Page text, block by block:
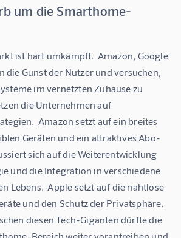
um die Smarthome-
ist hart umkämpft.  Amazon, Google
die Gunst der Nutzer und versuchen,
im vernetzten Zuhause zu
die Unternehmen auf
Amazon setzt auf ein breites
Geräten und ein attraktives Abo-
sich auf die Weiterentwicklung
und die Integration in verschiedene
Lebens.  Apple setzt auf die nahtlose
und den Schutz der Privatsphäre.
diesen Tech-Giganten dürfte die